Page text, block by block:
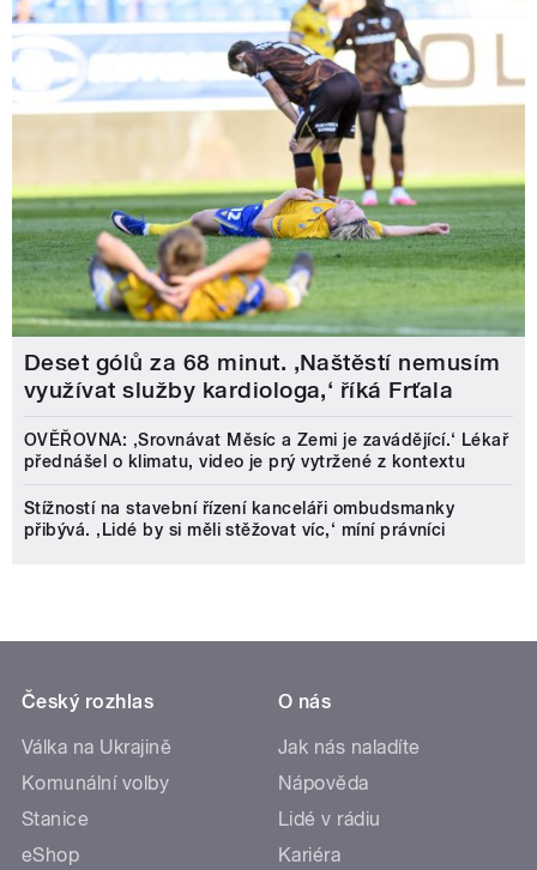
Deset gólů za 68 minut. ,Naštěstí nemusím
využívat služby kardiologa,‘ říká Frťala
OVĚŘOVNA: ‚Srovnávat Měsíc a Zemi je zavádějící.‘ Lékař
přednášel o klimatu, video je prý vytržené z kontextu
Stížností na stavební řízení kanceláři ombudsmanky
přibývá. ‚Lidé by si měli stěžovat víc,‘ míní právníci
Český rozhlas
Válka na Ukrajině
Komunální volby
Stanice
eShop
O nás
Jak nás naladíte
Nápověda
Lidé v rádiu
Kariéra